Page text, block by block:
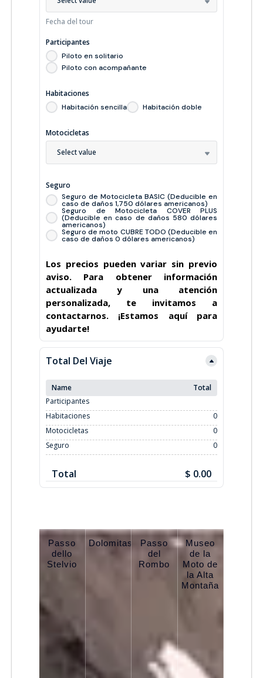
Fecha del tour
Participantes
Piloto en solitario
Piloto con acompañante
Habitaciones
Habitación sencilla Habitación doble
Motocicletas
Select value
Seguro
Seguro de Motocicleta BASIC (Deducible en
caso de daños 1,750 dólares americanos)
Seguro de Motocicleta COVER PLUS
(Deducible en caso de daños 580 dólares
americanos)
Seguro de moto CUBRE TODO (Deducible en
caso de daños 0 dólares americanos)
Los precios pueden variar sin previo
aviso. Para obtener información
actualizada y una atención
personalizada, te invitamos a
contactarnos. ¡Estamos aquí para
ayudarte!
Total Del Viaje
Name
Total
Participantes
Habitaciones
0
Motocicletas
0
Seguro
0
Total $ 0.00
Passo
dello
Stelvio
Dolomitas
Passo
del
Rombo
Museo
de la
Moto de
la Alta
Montaña